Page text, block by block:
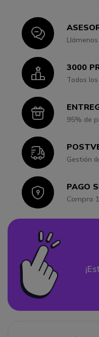
Icon
Icon3000
Todos
Icon95% de
IconGestión
IconPAGO
Compra